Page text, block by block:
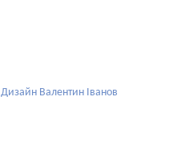
Дизайн Валентин Iванов